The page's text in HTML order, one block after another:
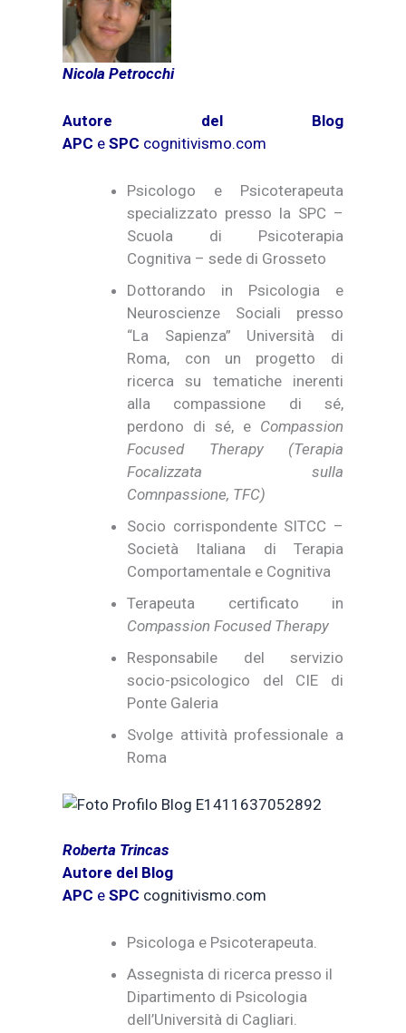
Nicola Petrocchi
Autore del Blog
APC e SPC cognitivismo.com
Psicologo e Psicoterapeuta
specializzato presso la SPC –
Scuola di Psicoterapia
Cognitiva – sede di Grosseto
Dottorando in Psicologia e
Neuroscienze Sociali presso
“La Sapienza” Università di
Roma, con un progetto di
ricerca su tematiche inerenti
alla compassione di sé,
perdono di sé, e Compassion
Focused Therapy (Terapia
Focalizzata sulla
Comnpassione, TFC)
Socio corrispondente SITCC –
Società Italiana di Terapia
Comportamentale e Cognitiva
Terapeuta certificato in
Compassion Focused Therapy
Responsabile del servizio
socio-psicologico del CIE di
Ponte Galeria
Svolge attività professionale a
Roma
Roberta Trincas
Autore del Blog
APC e SPC cognitivismo.com
Psicologa e Psicoterapeuta.
Assegnista di ricerca presso il
Dipartimento di Psicologia
dell’Università di Cagliari.